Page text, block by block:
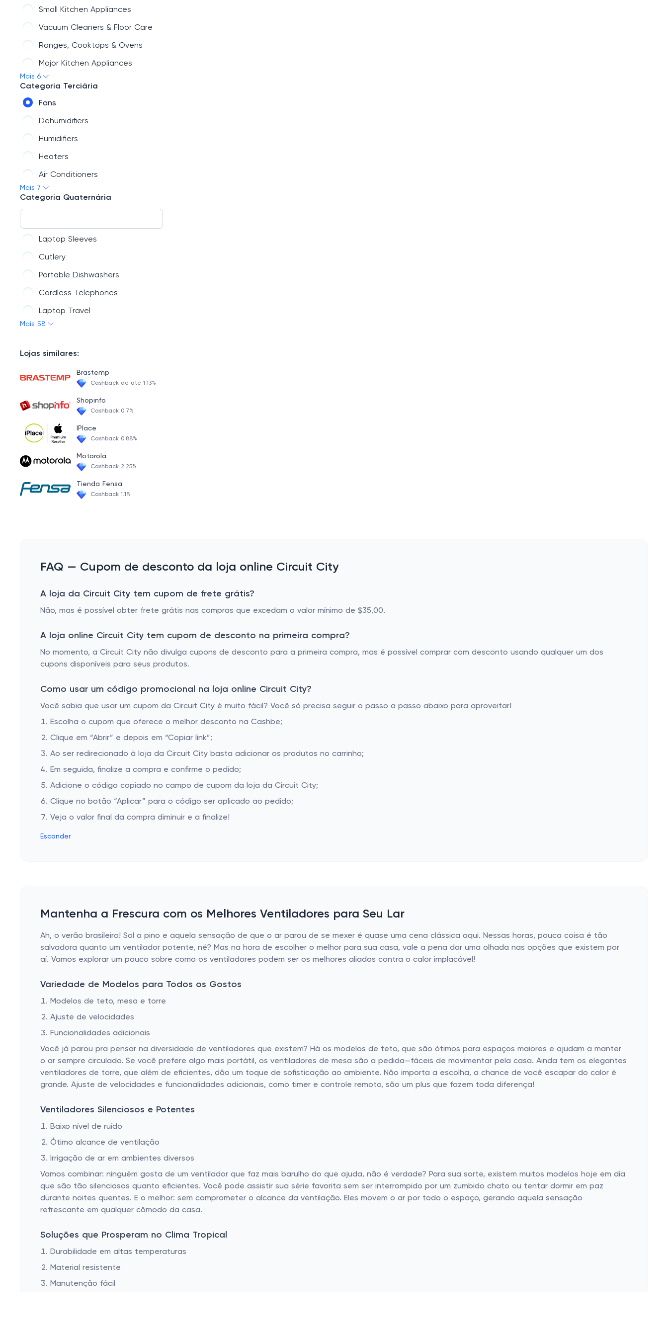
Audio
Car Electronics & GPS
Health & Wellness
Smart Home
Video Games
Small Kitchen Appliances
Vacuum Cleaners & Floor Care
Ranges, Cooktops & Ovens
Major Kitchen Appliances
Laundry Appliances & More
Mais 6
Categoria Terciária
Fans
Dehumidifiers
Humidifiers
Heaters
Air Conditioners
Fireplaces
Air Purifier
Mais 7
Categoria Quaternária
Laptop Sleeves
Cutlery
Portable Dishwashers
Cordless Telephones
Laptop Travel
USB Cables
Flash Memory & Readers
Gaming Laptops
Serial ATA Cables
Over The Range Microwaves
Countertop Microwaves
Vlogging Kits
Laptop Briefcases
Mini Refrigerators
Built-in Dishwashers
VoIP
Laptop Messenger Bags
Internal Hard Drive
Countertop Dishwashers
Conferencing Telephones
Power Cables
Top-Freezer Refrigerators
Mini-Split Air Conditioners
Flashes & Lighting
Laptop Hard-Shell Cases
Gadgets
Window Air Conditioners
Special Needs Telephones
Traditional Laptops
Ethernet Cables
Air Conditioner Accessories
Mais 58
Lojas similares:
Brastemp
Cashback de até 1.13%
Shopinfo
Cashback 0.7%
IPlace
Cashback 0.88%
Motorola
Cashback 2.25%
Tienda Fensa
Cashback 1.1%
FAQ — Cupom de desconto da loja online Circuit City
A loja da Circuit City tem cupom de frete grátis?
Não, mas é possível obter frete grátis nas compras que excedam o valor mínimo de $35,00.
A loja online Circuit City tem cupom de desconto na primeira compra?
No momento, a Circuit City não divulga cupons de desconto para a primeira compra, mas é possível comprar com desconto usando qualquer um dos
cupons disponíveis para seus produtos.
Como usar um código promocional na loja online Circuit City?
Você sabia que usar um cupom da Circuit City é muito fácil? Você só precisa seguir o passo a passo abaixo para aproveitar!
Escolha o cupom que oferece o melhor desconto na Cashbe;
Clique em “Abrir” e depois em “Copiar link”;
Ao ser redirecionado à loja da Circuit City basta adicionar os produtos no carrinho;
Em seguida, finalize a compra e confirme o pedido;
Adicione o código copiado no campo de cupom da loja da Circuit City;
Clique no botão “Aplicar” para o código ser aplicado ao pedido;
Veja o valor final da compra diminuir e a finalize!
Esconder
Mantenha a Frescura com os Melhores Ventiladores para Seu Lar
Ah, o verão brasileiro! Sol a pino e aquela sensação de que o ar parou de se mexer é quase uma cena clássica aqui. Nessas horas, pouca coisa é tão
salvadora quanto um ventilador potente, né? Mas na hora de escolher o melhor para sua casa, vale a pena dar uma olhada nas opções que existem por
aí. Vamos explorar um pouco sobre como os ventiladores podem ser os melhores aliados contra o calor implacável!
Variedade de Modelos para Todos os Gostos
Modelos de teto, mesa e torre
Ajuste de velocidades
Funcionalidades adicionais
Você já parou pra pensar na diversidade de ventiladores que existem? Há os modelos de teto, que são ótimos para espaços maiores e ajudam a manter
o ar sempre circulado. Se você prefere algo mais portátil, os ventiladores de mesa são a pedida—fáceis de movimentar pela casa. Ainda tem os elegantes
ventiladores de torre, que além de eficientes, dão um toque de sofisticação ao ambiente. Não importa a escolha, a chance de você escapar do calor é
grande. Ajuste de velocidades e funcionalidades adicionais, como timer e controle remoto, são um plus que fazem toda diferença!
Ventiladores Silenciosos e Potentes
Baixo nível de ruído
Ótimo alcance de ventilação
Irrigação de ar em ambientes diversos
Vamos combinar: ninguém gosta de um ventilador que faz mais barulho do que ajuda, não é verdade? Para sua sorte, existem muitos modelos hoje em dia
que são tão silenciosos quanto eficientes. Você pode assistir sua série favorita sem ser interrompido por um zumbido chato ou tentar dormir em paz
durante noites quentes. E o melhor: sem comprometer o alcance da ventilação. Eles movem o ar por todo o espaço, gerando aquela sensação
refrescante em qualquer cômodo da casa.
Soluções que Prosperam no Clima Tropical
Durabilidade em altas temperaturas
Material resistente
Manutenção fácil